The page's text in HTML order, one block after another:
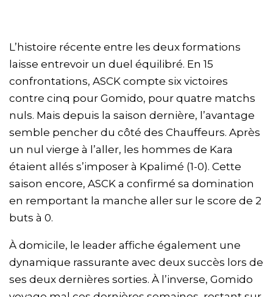
L’histoire récente entre les deux formations
laisse entrevoir un duel équilibré. En 15
confrontations, ASCK compte six victoires
contre cinq pour Gomido, pour quatre matchs
nuls. Mais depuis la saison dernière, l’avantage
semble pencher du côté des Chauffeurs. Après
un nul vierge à l’aller, les hommes de Kara
étaient allés s’imposer à Kpalimé (1-0). Cette
saison encore, ASCK a confirmé sa domination
en remportant la manche aller sur le score de 2
buts à 0.
À domicile, le leader affiche également une
dynamique rassurante avec deux succès lors de
ses deux dernières sorties. À l’inverse, Gomido